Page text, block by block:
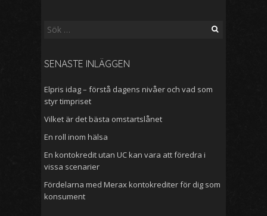
Sök
SENASTE INLÄGGEN
Elpris idag – förstå dagens nivåer och vad som
styr timpriset
Vilket är det bästa omstartslånet
En roll inom hälsa
En kontokredit utan UC kan vara att föredra i
vissa scenarier
Fördelarna med Merax kontokrediter för dig som
konsument